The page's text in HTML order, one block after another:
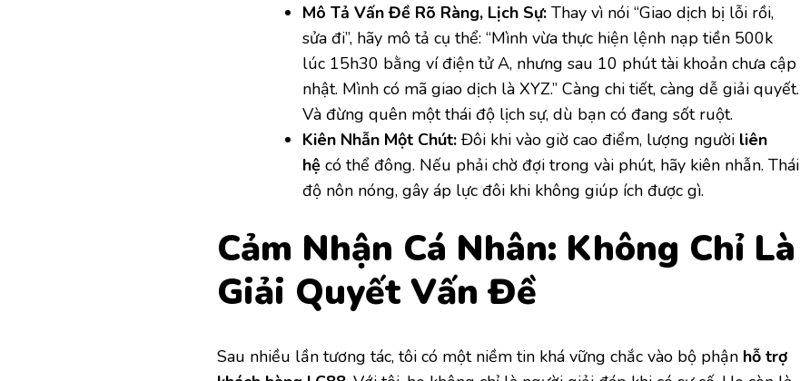
Mô Tả Vấn Đề Rõ Ràng, Lịch Sự: Thay vì nói “Giao dịch bị lỗi rồi,
sửa đi”, hãy mô tả cụ thể: “Mình vừa thực hiện lệnh nạp tiền 500k
lúc 15h30 bằng ví điện tử A, nhưng sau 10 phút tài khoản chưa cập
nhật. Mình có mã giao dịch là XYZ.” Càng chi tiết, càng dễ giải quyết.
Và đừng quên một thái độ lịch sự, dù bạn có đang sốt ruột.
Kiên Nhẫn Một Chút: Đôi khi vào giờ cao điểm, lượng người liên
hệ có thể đông. Nếu phải chờ đợi trong vài phút, hãy kiên nhẫn. Thái
độ nôn nóng, gây áp lực đôi khi không giúp ích được gì.
Cảm Nhận Cá Nhân: Không Chỉ Là
Giải Quyết Vấn Đề
Sau nhiều lần tương tác, tôi có một niềm tin khá vững chắc vào bộ phận hỗ trợ